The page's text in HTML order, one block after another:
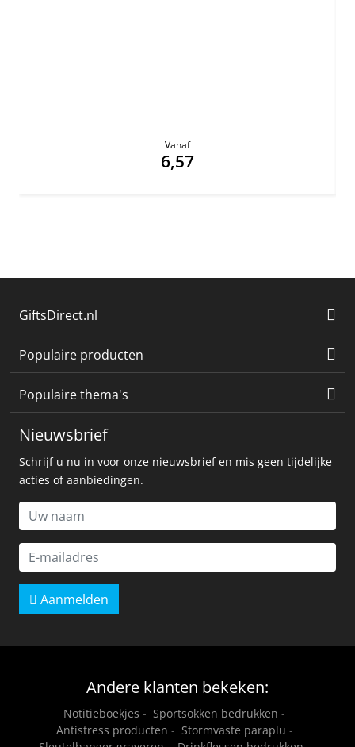
Vanaf
6,57
GiftsDirect.nl
Populaire producten
Populaire thema's
Nieuwsbrief
Schrijf u nu in voor onze nieuwsbrief en mis geen tijdelijke
acties of aanbiedingen.
Aanmelden
Andere klanten bekeken:
Notitieboekjes - Sportsokken bedrukken -
Antistress producten - Stormvaste paraplu -